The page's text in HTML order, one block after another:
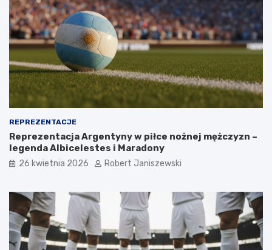
REPREZENTACJE
Reprezentacja Argentyny w piłce nożnej mężczyzn –
legenda Albicelestes i Maradony
26 kwietnia 2026 Robert Janiszewski